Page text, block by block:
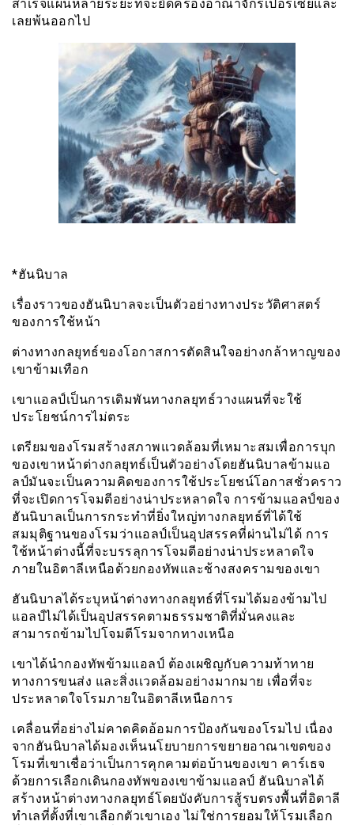
สำเร็จแผนหลายระยะที่จะยึดครองอาณาจักรเปอร์เซียและ
เลยพ้นออกไป
*ฮันนิบาล
เรื่องราวของฮันนิบาลจะเป็นตัวอย่างทางประวัติศาสตร์
ของการใช้หน้า
ต่างทางกลยุทธ์ของโอกาสการตัดสินใจอย่างกล้าหาญของ
เขาข้ามเทือก
เขาแอลป์เป็นการเดิมพันทางกลยุทธ์วางแผนที่จะใช้
ประโยชน์การไม่ตระ
เตรียมของโรมสร้างสภาพแวดล้อมที่เหมาะสมเพื่อการบุก
ของเขาหน้าต่างกลยุทธ์เป็นตัวอย่างโดยฮันนิบาลข้ามแอ
ลป์มันจะเป็นความคิดของการใช้ประโยชน์โอกาสชั่วคราว
ที่จะเปิดการโจมตีอย่างน่าประหลาดใจ การข้ามแอลป์ของ
ฮันนิบาลเป็นการกระทำที่ยิ่งใหญ่ทางกลยุทธ์ที่ได้ใช้
สมมุติฐานของโรมว่าแอลป์เป็นอุปสรรคที่ผ่านไม่ได้ การ
ใช้หน้าต่างนี้ที่จะบรรลุการโจมตีอย่างน่าประหลาดใจ
ภายในอิตาลีเหนือด้วยกองทัพและช้างสงครามของเขา
ฮันนิบาลได้ระบุหน้าต่างทางกลยุทธ์ที่โรมได้มองข้ามไป
แอลป์ไม่ได้เป็นอุปสรรคตามธรรมชาติที่มั่นคงและ
สามารถข้ามไปโจมตีโรมจากทางเหนือ
เขาได้นำกองทัพข้ามแอลป์ ต้องเผชิญกับความท้าทาย
ทางการขนส่ง และสิ่งเเวดล้อมอย่างมากมาย เพื่อที่จะ
ประหลาดใจโรมภายในอิตาลีเหนือการ
เคลื่อนที่อย่างไม่คาดคิดอ้อมการป้องกันของโรมไป เนื่อง
จากฮันนิบาลได้มองเห็นนโยบายการขยายอาณาเขตของ
โรมที่เขาเชื่อว่าเป็นการคุกคามต่อบ้านของเขา คาร์เธจ
ด้วยการเลือกเดินกองทัพของเขาข้ามแอลป์ ฮันนิบาลได้
สร้างหน้าต่างทางกลยุทธ์โดยบังคับการสู้รบตรงพื้นที่อิตาลี
ทำเลที่ตั้งที่เขาเลือกตัวเขาเอง ไม่ใช่การยอมให้โรมเลือก